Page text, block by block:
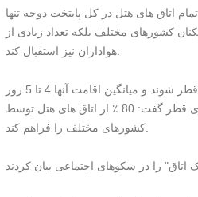
زمینی معادل تنها 1.5 شهر گوانگژو است و تمام اتاق های هتل در کل پایتخت دوحه تنها
کشورهای مختلف بلکه تعداد زیادی از
کمیته برگزار کننده جام جهانی قطر انتظار دارد که بیش از 1.2 میلیون هوادار خارجی در جام جهانی وارد قطر شوند و میانگین اقامت آنها 4 تا 5 روز
خواهد بود. اداره گردشگری قطر گفت: 80 ٪ از اتاق های هتل توسط FIFA رزرو شده است تا محل اقامت بازیکنان ، مقامات و حامیان مالی